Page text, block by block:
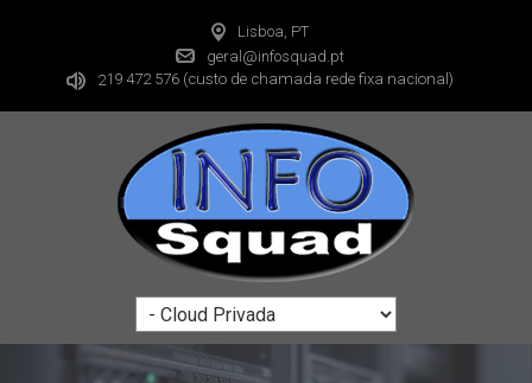
Lisboa, PT
geral@infosquad.pt
219 472 576 (custo de chamada rede fixa nacional)